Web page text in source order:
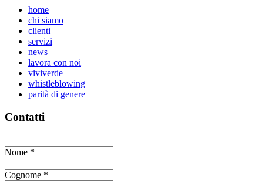
home
chi siamo
clienti
servizi
news
lavora con noi
viviverde
whistleblowing
parità di genere
Contatti
Nome *
Cognome *